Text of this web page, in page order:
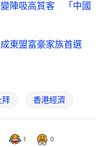
陣吸高質客 「中國
東盟富豪家族首選
拜 香港經濟
1 0